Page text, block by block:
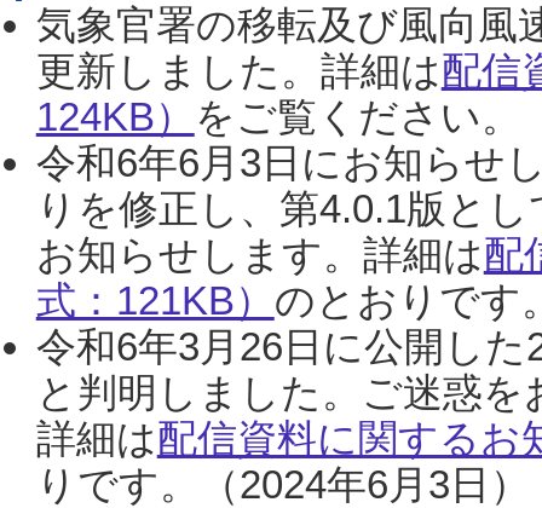
気象官署の移転及び風向風
更新しました。詳細は配信
124KB） をご覧ください。
令和6年6月3日にお知らせ
りを修正し、第4.0.1版と
お知らせします。詳細は配
式：121KB） のとおりです
令和6年3月26日に公開し
と判明しました。ご迷惑
詳細は配信資料に関するお
りです。（2024年6月3日）